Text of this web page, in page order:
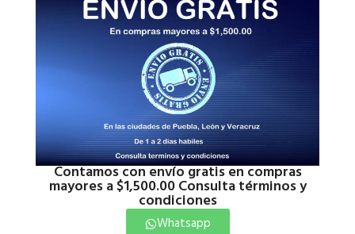
Contamos con envío gratis en compras
mayores a $1,500.00 Consulta términos y
condiciones
Whatsapp